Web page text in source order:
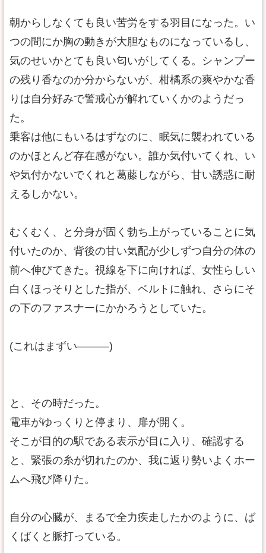
朝からしなくても良い苦労をする羽目になった。い
つの間にか胸の動きが大胆なものになっているし、
気のせいかとても良い匂いがしてくる。シャンプー
の残り香なのか分からないが、柑橘系の爽やかな香
りは自分好みで警戒心が解れていくかのようだっ
た。
乗客は他にもいるはずなのに、眠気に襲われている
のかほとんど存在感がない。誰か気付いてくれ、い
や気付かないでくれと葛藤しながら、甘い誘惑に耐
えるしかない。
むくむく、と分身が固く勃ち上がっていることに気
付いたのか、背後の甘い気配が少しずつ自分の体の
前へ伸びてきた。視線を下に向ければ、女性らしい
白くほっそりとした指が、ベルトに触れ、さらにそ
の下のファスナーにかかろうとしていた。
(これはまずい―――)
と、その時だった。
電車がゆっくりと停まり、扉が開く。
そこが目的の駅である表示が目に入り、確認する
と、緊張の糸が切れたのか、我に返り勢いよくホー
ムへ飛び降りた。
自分の心臓が、まるで全力疾走したかのように、ば
くばくと脈打っている。